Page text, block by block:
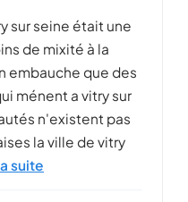
sur seine était une
de mixité à la
embauche que des
ménent a vitry sur
n'existent pas
la ville de vitry
suite